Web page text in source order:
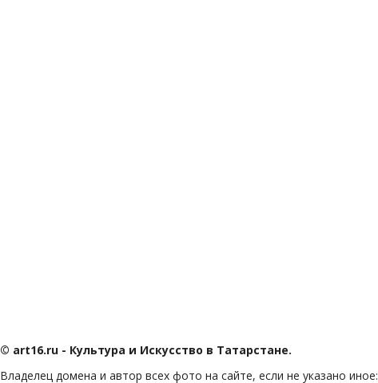
© art16.ru - Культура и Искусство в Татарстане.
Владелец домена и автор всех фото на сайте, если не указано иное: